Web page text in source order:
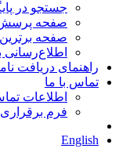
جستجو در
صفحه
صفحه
اطلاع‌رسانی
راهنمای دریافت
تماس با ما
اطلاعات
فرم برقراری
English